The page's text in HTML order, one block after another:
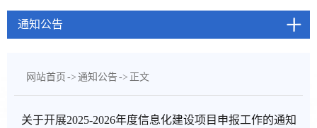
通知公告
网站首页 -> 通知公告-> 正文
关于开展2025-2026年度信息化建设项目申报工作的通知